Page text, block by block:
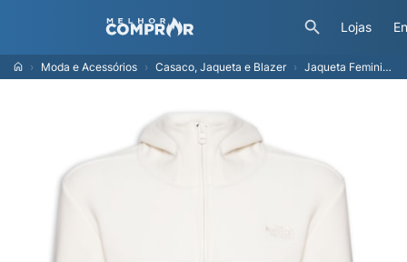
Lojas
Moda e Acessórios Casaco, Jaqueta e Blazer Jaqueta Feminina Glacier Full Zip Hoodie - Branco